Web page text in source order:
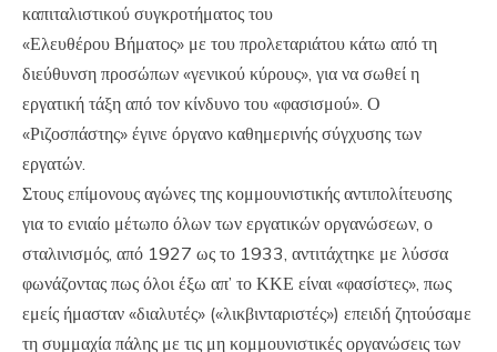
καπιταλιστικού συγκροτήματος του
«Ελευθέρου Βήματος» με του προλεταριάτου κάτω από τη
διεύθυνση προσώπων «γενικού κύρους», για να σωθεί η
εργατική τάξη από τον κίνδυνο του «φασισμού». Ο
«Ριζοσπάστης» έγινε όργανο καθημερινής σύγχυσης των
εργατών.
Στους επίμονους αγώνες της κομμουνιστικής αντιπολίτευσης
για το ενιαίο μέτωπο όλων των εργατικών οργανώσεων, ο
σταλινισμός, από 1927 ως το 1933, αντιτάχτηκε με λύσσα
φωνάζοντας πως όλοι έξω απ’ το ΚΚΕ είναι «φασίστες», πως
εμείς ήμασταν «διαλυτές» («λικβινταριστές») επειδή ζητούσαμε
τη συμμαχία πάλης με τις μη κομμουνιστικές οργανώσεις των